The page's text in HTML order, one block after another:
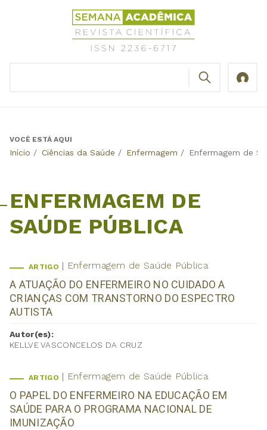
Revista
Científica
Semana
Back
VOCÊ ESTÁ AQUI
Início / Ciências da Saúde / Enfermagem / Enfermagem de
ENFERMAGEM DE
SAÚDE PÚBLICA
ARTIGO Enfermagem de Saúde Pública
A ATUAÇÃO DO ENFERMEIRO NO CUIDADO A
CRIANÇAS COM TRANSTORNO DO ESPECTRO
AUTISTA
Autor(es):
KELLVE VASCONCELOS DA CRUZ
ARTIGO Enfermagem de Saúde Pública
O PAPEL DO ENFERMEIRO NA EDUCAÇÃO EM
SAÚDE PARA O PROGRAMA NACIONAL DE
IMUNIZAÇÃO